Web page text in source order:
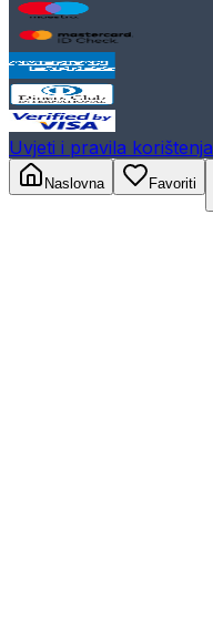
Uvjeti i pravila korištenja
Naslovna
Favoriti